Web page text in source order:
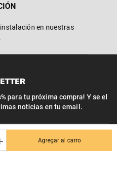
Agregar al carro
en nuestras
para tu próxima compra! Y se el
noticias en tu email.